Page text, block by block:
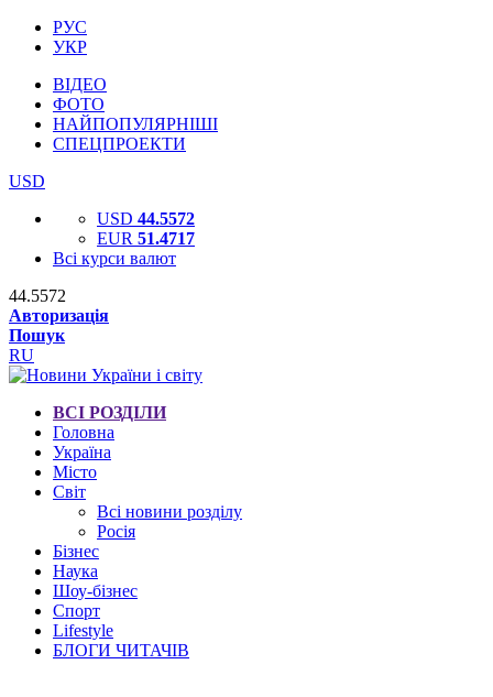
РУС
УКР
ВІДЕО
ФОТО
НАЙПОПУЛЯРНІШІ
СПЕЦПРОЕКТИ
USD
USD 44.5572
EUR 51.4717
Всі курси валют
44.5572
Авторизація
Пошук
RU
ВСІ РОЗДІЛИ
Головна
Україна
Місто
Світ
Всі новини розділу
Росія
Бізнес
Наука
Шоу-бізнес
Спорт
Lifestyle
БЛОГИ ЧИТАЧІВ